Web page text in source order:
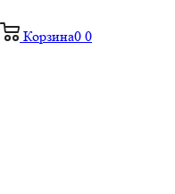
Корзина0 0